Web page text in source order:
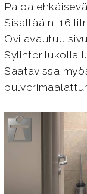
Paloa
Sisältää n. 16
Ovi avautuu
Sylinterilukolla
Saatavissa